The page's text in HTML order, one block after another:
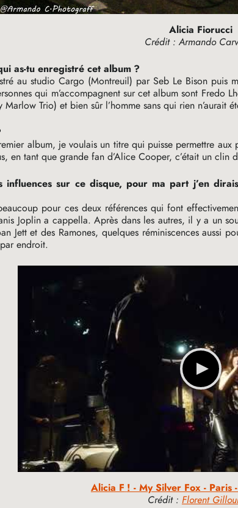
Alicia Fiorucci
Crédit : Armando
as-tu enregistré cet album ?
au studio Cargo (Montreuil) par Seb Le Bison
qui m’accompagnent sur cet album sont Fredo
Marlow Trio) et bien sûr l’homme sans qui rien
album, je voulais un titre qui puisse permettre
en tant que grande fan d’Alice Cooper, c’était un clin
influences sur ce disque, pour ma part j’en
pour ces deux références qui font
Joplin a cappella. Après dans les autres, il y a un
Jett et des Ramones, quelques réminiscences aussi
endroit.
Alicia F ! - My Silver Fox -
Crédit : Florent